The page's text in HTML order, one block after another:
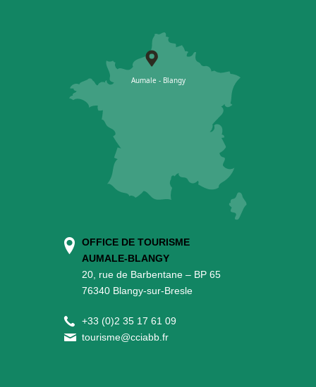
OFFICE DE TOURISME
AUMALE-BLANGY
20, rue de Barbentane – BP 65
76340 Blangy-sur-Bresle
+33 (0)2 35 17 61 09
tourisme@cciabb.fr